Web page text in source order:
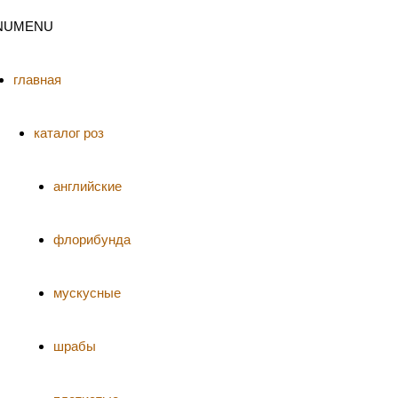
MENU
главная
каталог роз
английские
флорибунда
мускусные
шрабы